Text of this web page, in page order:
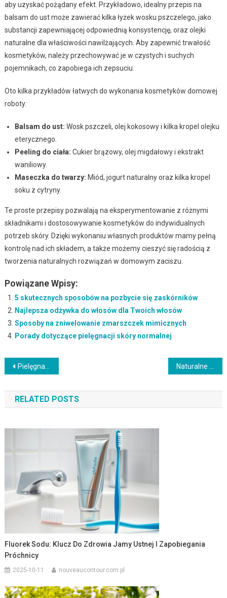
aby uzyskać pożądany efekt. Przykładowo, idealny przepis na
balsam do ust może zawierać kilka łyżek wosku pszczelego, jako
substancji zapewniającej odpowiednią konsystencję, oraz olejki
naturalne dla właściwości nawilżających. Aby zapewnić trwałość
kosmetyków, należy przechowywać je w czystych i suchych
pojemnikach, co zapobiega ich zepsuciu.
Oto kilka przykładów łatwych do wykonania kosmetyków domowej
roboty:
Balsam do ust: Wosk pszczeli, olej kokosowy i kilka kropel olejku
eterycznego.
Peeling do ciała: Cukier brązowy, olej migdałowy i ekstrakt
waniliowy.
Maseczka do twarzy: Miód, jogurt naturalny oraz kilka kropel
soku z cytryny.
Te proste przepisy pozwalają na eksperymentowanie z różnymi
składnikami i dostosowywanie kosmetyków do indywidualnych
potrzeb skóry. Dzięki wykonaniu własnych produktów mamy pełną
kontrolę nad ich składem, a także możemy cieszyć się radością z
tworzenia naturalnych rozwiązań w domowym zaciszu.
Powiązane Wpisy:
5 skutecznych sposobów na pozbycie się zaskórników
Najlepsza odżywka do włosów dla Twoich włosów
Sposoby na zniwelowanie zmarszczek mimicznych
Porady dotyczące pielęgnacji skóry normalnej
Nawigacja
wpisu
Pielęgnacja ciała w domu: DIY kosmetyki
RELATED POSTS
Fluorek Sodu: Klucz Do Zdrowia Jamy Ustnej I Zapobiegania
Próchnicy
2025-10-11 nouveaucontour.com.pl